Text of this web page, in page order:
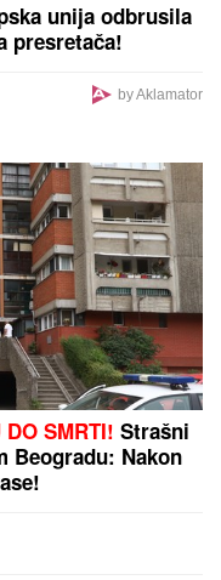
unija odbrusila
presretača!
by Aklamator
SMRTI! Strašni
Beogradu: Nakon